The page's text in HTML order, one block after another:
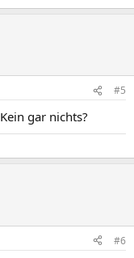
#5
gar nichts?
#6